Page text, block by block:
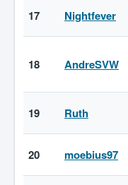
17 Nightfever
18 AndreSVW
19 Ruth
20 moebius97